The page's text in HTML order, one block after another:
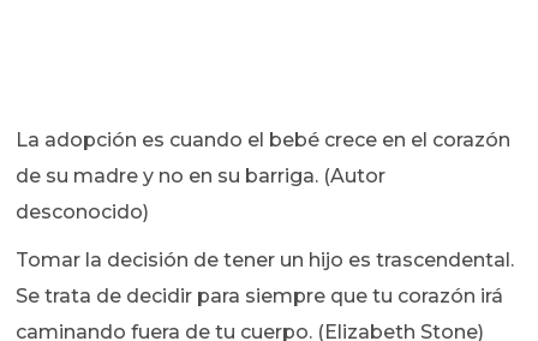
La adopción es cuando el bebé crece en el corazón
de su madre y no en su barriga. (Autor
desconocido)
Tomar la decisión de tener un hijo es trascendental.
Se trata de decidir para siempre que tu corazón irá
caminando fuera de tu cuerpo. (Elizabeth Stone)